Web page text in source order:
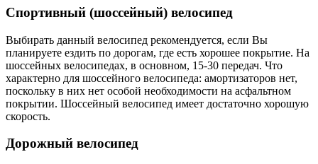
Спортивный (шоссейный) велосипед
Выбирать данный велосипед рекомендуется, если Вы
планируете ездить по дорогам, где есть хорошее покрытие. На
шоссейных велосипедах, в основном, 15-30 передач. Что
характерно для шоссейного велосипеда: амортизаторов нет,
поскольку в них нет особой необходимости на асфальтном
покрытии. Шоссейный велосипед имеет достаточно хорошую
скорость.
Дорожный велосипед